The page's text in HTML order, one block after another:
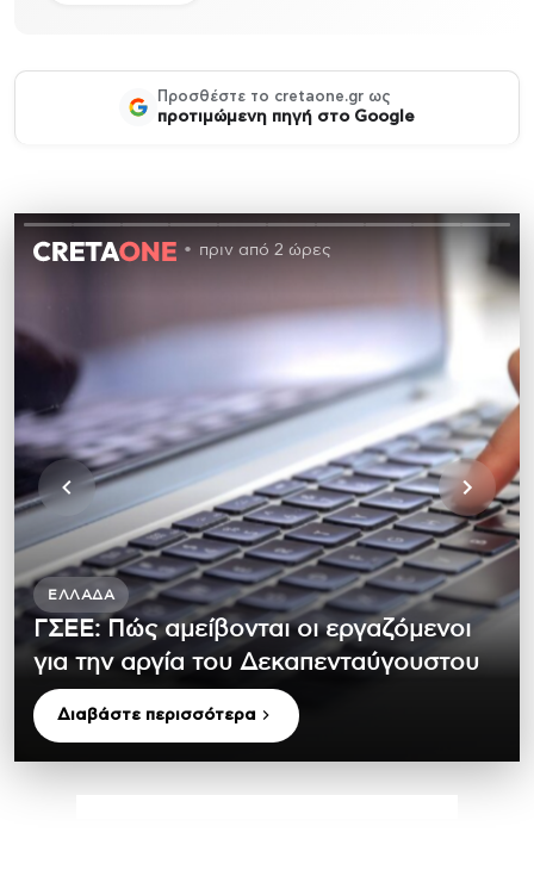
Προσθέστε το cretaone.gr ως
προτιμώμενη πηγή στο Google
πριν από 2 ώρες
ΕΛΛΆΔΑ
ΓΣΕΕ: Πώς αμείβονται οι εργαζόμενοι
για την αργία του Δεκαπενταύγουστου
Διαβάστε περισσότερα